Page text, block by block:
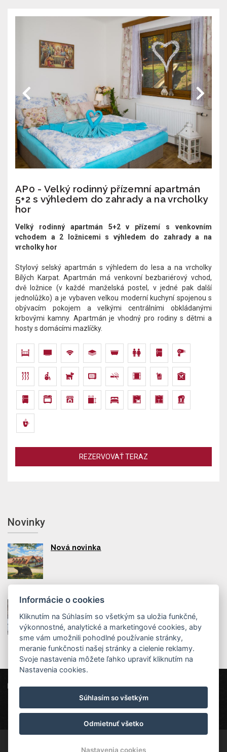
AP0 - Velký rodinný přízemní apartmán
5+2 s výhledem do zahrady a na vrcholky
hor
Velký rodinný apartmán 5+2 v přízemí s venkovním
vchodem a 2 ložnicemi s výhledem do zahrady a na
vrcholky hor
Stylový selský apartmán s výhledem do lesa a na vrcholky
Bílých Karpat. Apartmán má venkovní bezbariérový vchod,
dvě ložnice (v každé manželská postel, v jedné pak další
jednolůžko) a je vybaven velkou moderní kuchyní spojenou s
obývacím pokojem a velkými centrálními obkládanými
krbovými kamny. Apartmán je vhodný pro rodiny s dětmi a
hosty s domácími mazlíčky.
REZERVOVAŤ TERAZ
Novinky
Nová novinka
Nabíjačky pre elektromobily na Chate Jana!
Chata Jana Lopeník 78, 687 74 Lopeník
info@chatajana.com +420 723 529 328
Chata Jana
Informácie o cookies
Kliknutím na Súhlasím so všetkým sa uložia funkčné,
výkonnostné, analytické a marketingové cookies, aby
sme vám umožnili pohodlné používanie stránky,
meranie funkčnosti našej stránky a cielenie reklamy.
Svoje nastavenia môžete ľahko upraviť kliknutím na
Nastavenia cookies.
Súhlasím so všetkým
Odmietnuť všetko
Nastavenia cookies